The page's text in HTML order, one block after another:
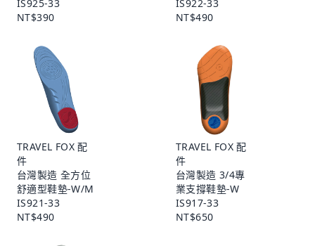
IS925-33
NT$390
IS922-33
NT$490
TRAVEL FOX 配
件
台灣製造 全方位
舒適型鞋墊-W/M
IS921-33
NT$490
TRAVEL FOX 配
件
台灣製造 3/4專
業支撐鞋墊-W
IS917-33
NT$650